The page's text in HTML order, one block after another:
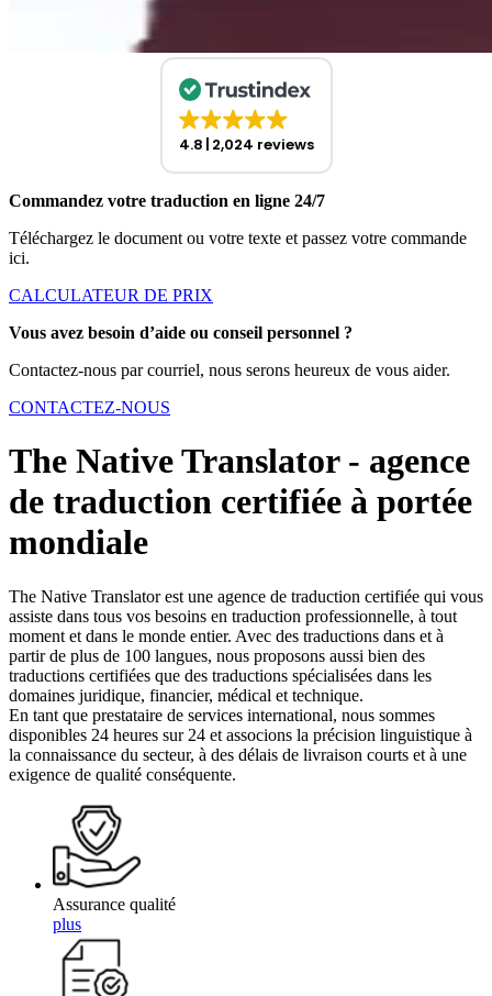
4.8 2,024 reviews
Commandez votre traduction en ligne 24/7
Téléchargez le document ou votre texte et passez votre commande
ici.
CALCULATEUR DE PRIX
Vous avez besoin d’aide ou conseil personnel ?
Contactez-nous par courriel, nous serons heureux de vous aider.
CONTACTEZ-NOUS
The Native Translator - agence
de traduction certifiée à portée
mondiale
The Native Translator est une agence de traduction certifiée qui vous
assiste dans tous vos besoins en traduction professionnelle, à tout
moment et dans le monde entier. Avec des traductions dans et à
partir de plus de 100 langues, nous proposons aussi bien des
traductions certifiées que des traductions spécialisées dans les
domaines juridique, financier, médical et technique.
En tant que prestataire de services international, nous sommes
disponibles 24 heures sur 24 et associons la précision linguistique à
la connaissance du secteur, à des délais de livraison courts et à une
exigence de qualité conséquente.
Assurance qualité
plus